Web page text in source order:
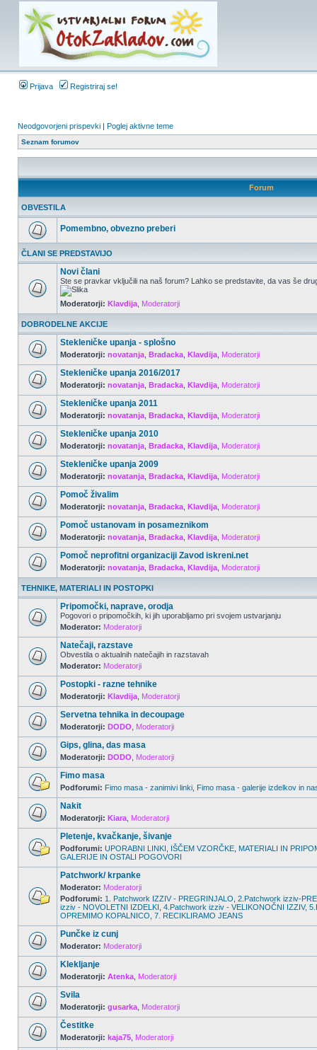
Prijava Registriraj se!
Neodgovorjeni prispevki | Poglej aktivne teme
Seznam forumov
Forum
OBVESTILA
Pomembno, obvezno preberi
ČLANI SE PREDSTAVIJO
Novi člani
Ste se pravkar vključili na naš forum? Lahko se predstavite, da vas še
Moderatorji: Klavdija Moderatorji
DOBRODELNE AKCIJE
Stekleničke upanja - splošno
Moderatorji: novatanja Bradacka Klavdija Moderatorji
Stekleničke upanja 2016/2017
Moderatorji: novatanja Bradacka Klavdija Moderatorji
Stekleničke upanja 2011
Moderatorji: novatanja Bradacka Klavdija Moderatorji
Stekleničke upanja 2010
Moderatorji: novatanja Bradacka Klavdija Moderatorji
Stekleničke upanja 2009
Moderatorji: novatanja Bradacka Klavdija Moderatorji
Pomoč živalim
Moderatorji: novatanja Bradacka Klavdija Moderatorji
Pomoč ustanovam in posameznikom
Moderatorji: novatanja Bradacka Klavdija Moderatorji
Pomoč neprofitni organizaciji Zavod iskreni.net
Moderatorji: novatanja Bradacka Klavdija Moderatorji
TEHNIKE, MATERIALI IN POSTOPKI
Pripomočki, naprave, orodja
Pogovori o pripomočkih, ki jih uporabljamo pri svojem ustvarjanju
Moderator: Moderatorji
Natečaji, razstave
Obvestila o aktualnih natečajih in razstavah
Moderator: Moderatorji
Postopki - razne tehnike
Moderatorji: Klavdija Moderatorji
Servetna tehnika in decoupage
Moderatorji: DODO Moderatorji
Gips, glina, das masa
Moderatorji: DODO Moderatorji
Fimo masa
Podforumi: Fimo masa - zanimivi linki Fimo masa - galerije izdelkov in
Nakit
Moderatorji: Kiara Moderatorji
Pletenje, kvačkanje, šivanje
Podforumi: UPORABNI LINKI IŠČEM VZORČKE MATERIALI IN
GALERIJE IN OSTALI POGOVORI
Patchwork/ krpanke
Moderator: Moderatorji
Podforumi: 1. Patchwork IZZIV - PREGRINJALO 2.Patchwork izziv-
izziv - NOVOLETNI IZDELKI 4.Patchwork izziv - VELIKONOČNI IZZIV,
OPREMIMO KOPALNICO 7. RECIKLIRAMO JEANS
Punčke iz cunj
Moderator: Moderatorji
Klekljanje
Moderatorji: Atenka Moderatorji
Svila
Moderatorji: gusarka Moderatorji
Čestitke
Moderatorji: kaja75 Moderatorji